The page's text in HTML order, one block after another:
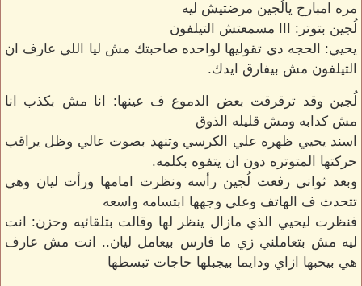
مره امبارح يالُجين مرضتيش ليه
لُجين بتوتر: ااا مسمعتش التيلفون
يحيي: الحجه دي تقوليها لواحده صاحبتك مش ليا اللي عارف ان
التيلفون مش بيفارق ايدك.
لُجين وقد ترقرقت بعض الدموع ف عينها: انا مش بكذب انا
مش كدابه ومش قليله الذوق
اسند يحيي ظهره علي الكرسي وتنهد بصوت عالي وظل يراقب
حركتها المتوتره دون ان يتفوه بكلمه.
وبعد ثواني رفعت لُجين رأسه ونظرت امامها ورأت ليان وهي
تتحدث ف الهاتف وعلي وجهها ابتسامه واسعه
فنظرت ليحيي الذي مازال ينظر لها وقالت بتلقائيه وحزن: انت
ليه مش بتعاملني زي ما فارس بيعامل ليان.. انت مش عارف
هي بيحبها ازاي ودايما بيجبلها حاجات تبسطها